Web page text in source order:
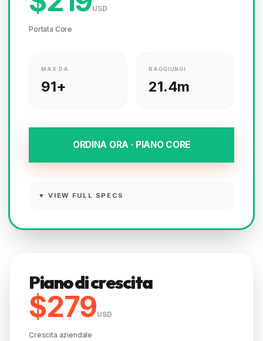
USD
Portata Core
MAX DA
91+
RAGGIUNGI
21.4m
ORDINA ORA · PIANO CORE
▼ VIEW FULL SPECS
Piano di crescita
$279USD
Crescita aziendale